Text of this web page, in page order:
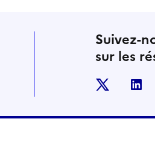
Suivez-
sur les